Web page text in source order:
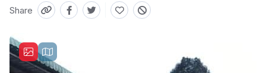
Share